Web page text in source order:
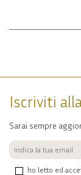
Iscriviti
Sarai sempre
ho letto ed